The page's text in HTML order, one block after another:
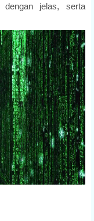
jelas, serta